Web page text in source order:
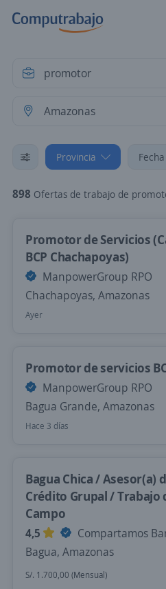
Provincia Fecha
898 Ofertas de trabajo de promotor en
Promotor de Servicios
BCP Chachapoyas)
ManpowerGroup RPO
Chachapoyas, Amazonas
Ayer
Promotor de servicios
ManpowerGroup RPO
Bagua Grande, Amazonas
Hace 3 días
Bagua Chica / Asesor(a)
Crédito Grupal / Trabajo
Campo
4,5
Compartamos
Bagua, Amazonas
S/. 1.700,00 (Mensual)